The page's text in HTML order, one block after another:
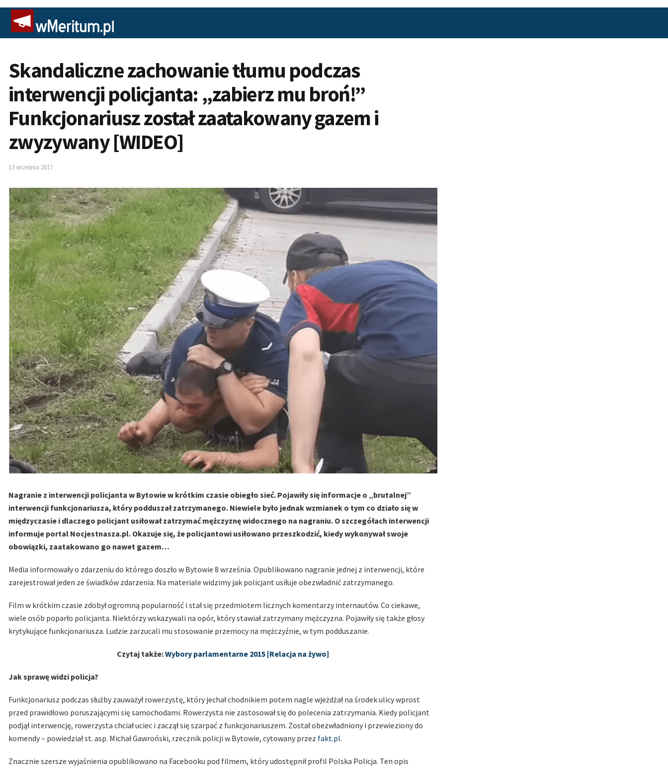
Skandaliczne zachowanie tłumu podczas
interwencji policjanta: „zabierz mu broń!”
Funkcjonariusz został zaatakowany gazem i
zwyzywany [WIDEO]
13 września 2017
Nagranie z interwencji policjanta w Bytowie w krótkim czasie obiegło sieć. Pojawiły się informacje o „brutalnej”
interwencji funkcjonariusza, który podduszał zatrzymanego. Niewiele było jednak wzmianek o tym co działo się w
międzyczasie i dlaczego policjant usiłował zatrzymać mężczyznę widocznego na nagraniu. O szczegółach interwencji
informuje portal Nocjestnasza.pl. Okazuje się, że policjantowi usiłowano przeszkodzić, kiedy wykonywał swoje
obowiązki, zaatakowano go nawet gazem…
Media informowały o zdarzeniu do którego doszło w Bytowie 8 września. Opublikowano nagranie jednej z interwencji, które
zarejestrował jeden ze świadków zdarzenia. Na materiale widzimy jak policjant usiłuje obezwładnić zatrzymanego.
Film w krótkim czasie zdobył ogromną popularność i stał się przedmiotem licznych komentarzy internautów. Co ciekawe,
wiele osób poparło policjanta. Niektórzy wskazywali na opór, który stawiał zatrzymany mężczyzna. Pojawiły się także głosy
krytykujące funkcjonariusza. Ludzie zarzucali mu stosowanie przemocy na mężczyźnie, w tym podduszanie.
Czytaj także:Wybory parlamentarne 2015 [Relacja na żywo]
Jak sprawę widzi policja?
Funkcjonariusz podczas służby zauważył rowerzystę, który jechał chodnikiem potem nagle wjeżdżał na środek ulicy wprost
przed prawidłowo poruszającymi się samochodami. Rowerzysta nie zastosował się do polecenia zatrzymania. Kiedy policjant
podjął interwencję, rowerzysta chciał uciec i zaczął się szarpać z funkcjonariuszem. Został obezwładniony i przewieziony do
komendy – powiedział st. asp. Michał Gawroński, rzecznik policji w Bytowie, cytowany przez fakt.pl.
Znacznie szersze wyjaśnienia opublikowano na Facebooku pod filmem, który udostępnił profil Polska Policja. Ten opis